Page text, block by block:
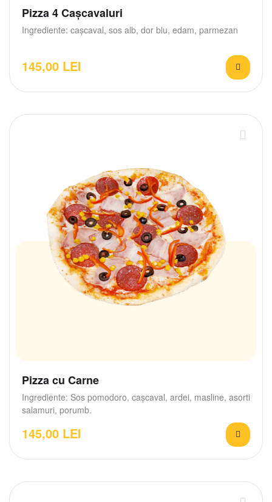
Pizza 4 Cașcavaluri
Ingrediente: cașcaval, sos alb, dor blu, edam, parmezan
145,00 LEI
Pizza cu Carne
Ingrediente: Sos pomodoro, cașcaval, ardei, masline, asorti
salamuri, porumb.
145,00 LEI